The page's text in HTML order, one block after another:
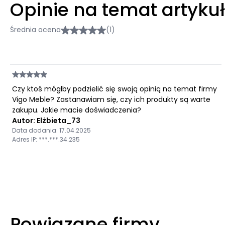
Opinie na temat
Średnia ocena (1)
Czy ktoś mógłby podzielić się swoją opinią na temat firmy
Vigo Meble? Zastanawiam się, czy ich produkty są warte
zakupu. Jakie macie doświadczenia?
Autor: Elżbieta_73
Data dodania: 17.04.2025
Adres IP: ***.***.34.235